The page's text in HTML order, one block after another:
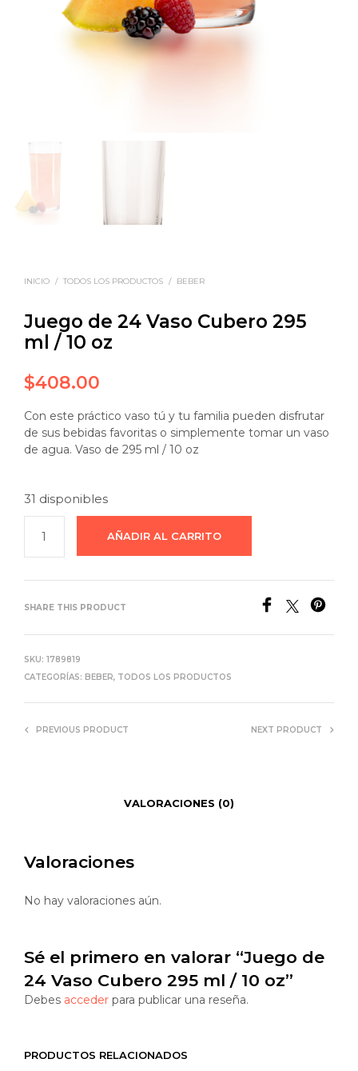
INICIO / TODOS LOS PRODUCTOS / BEBER
Juego de 24 Vaso Cubero 295
ml / 10 oz
$408.00
Con este práctico vaso tú y tu familia pueden disfrutar
de sus bebidas favoritas o simplemente tomar un vaso
de agua. Vaso de 295 ml / 10 oz
31 disponibles
AÑADIR AL CARRITO
SHARE THIS PRODUCT
SKU: 1789819
CATEGORÍAS: BEBER, TODOS LOS PRODUCTOS
PREVIOUS PRODUCT NEXT PRODUCT
VALORACIONES (0)
Valoraciones
No hay valoraciones aún.
Sé el primero en valorar “Juego de
24 Vaso Cubero 295 ml / 10 oz”
Debes acceder para publicar una reseña.
PRODUCTOS RELACIONADOS